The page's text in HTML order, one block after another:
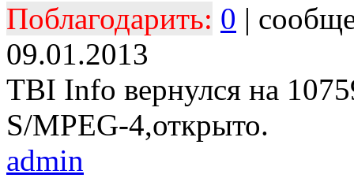
Поблагодарить: 0 |
09.01.2013
TBI Info вернулся на
S/MPEG-4,открыто.
admin